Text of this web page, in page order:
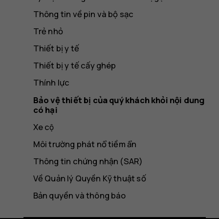
Thông tin về pin và bộ sạc
Trẻ nhỏ
Thiết bị y tế
Thiết bị y tế cấy ghép
Thính lực
Bảo vệ thiết bị của quý khách khỏi nội dung
có hại
Xe cộ
Môi trường phát nổ tiềm ẩn
Thông tin chứng nhận (SAR)
Về Quản lý Quyền Kỹ thuật số
Bản quyền và thông báo